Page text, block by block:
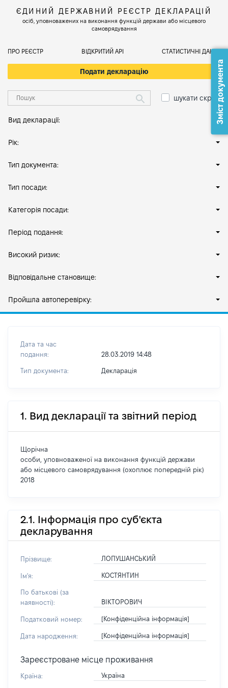
ЄДИНИЙ ДЕРЖАВНИЙ РЕЄСТР ДЕКЛАРАЦІЙ
осіб, уповноважених на виконання функцій держави або місцевого
самоврядування
ПРО РЕЄСТР ВІДКРИТИЙ АРІ СТАТИСТИЧНІ ДАНІ
Подати декларацію
шукати скрізь
Вид декларації:
Рік:
Тип документа:
Тип посади:
Категорія посади:
Період подання:
Високий ризик:
Відповідальне становище:
Пройшла автоперевірку:
Дата та час
подання:
28.03.2019 14:48
Тип документа: Декларація
1. Вид декларації та звітний період
Щорічна
особи, уповноваженої на виконання функцій держави
або місцевого самоврядування (охоплює попередній рік)
2018
2.1. Інформація про суб'єкта
декларування
Прізвище: ЛОПУШАНСЬКИЙ
Ім'я: КОСТЯНТИН
По батькові (за
наявності):
ВІКТОРОВИЧ
Податковий номер: [Конфіденційна інформація]
Дата народження: [Конфіденційна інформація]
Зареєстроване місце проживання
Країна: Україна
Зміст документа